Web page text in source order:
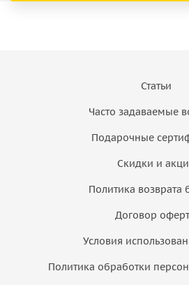
Статьи
Часто задаваемые
Подарочные
Скидки и
Политика возврата
Договор
Условия
Политика обработки